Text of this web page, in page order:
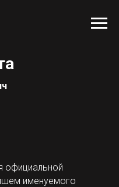
официальной
именуемого